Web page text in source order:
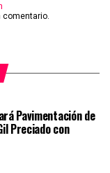
comentario.
Pavimentación de
Preciado con